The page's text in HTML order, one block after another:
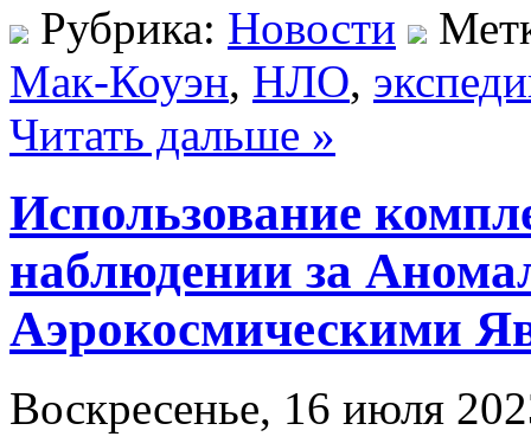
Рубрика: Новости
Мак-Коуэн, НЛО,
Читать дальше »
Использование
наблюдении за
Аэрокосмическими
Воскресенье, 16 июля